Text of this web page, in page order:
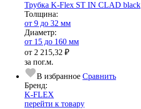
Трубка K-Flex ST IN CLAD black
Тол­щи­на:
от 9 до 32 мм
Диаметр:
от 15 до 160 мм
от 2 215,32 ₽
за пог.м.
В избранное Сравнить
Бренд:
K-FLEX
перейти к товару